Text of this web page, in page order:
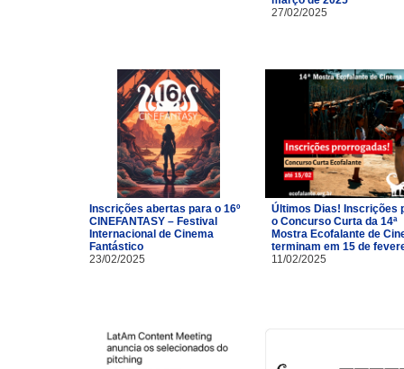
27/02/2025
Inscrições abertas para o 16º
CINEFANTASY – Festival
Internacional de Cinema
Fantástico
23/02/2025
Últimos Dias! Inscrições
o Concurso Curta da 14ª
Mostra Ecofalante de
terminam em 15 de
11/02/2025